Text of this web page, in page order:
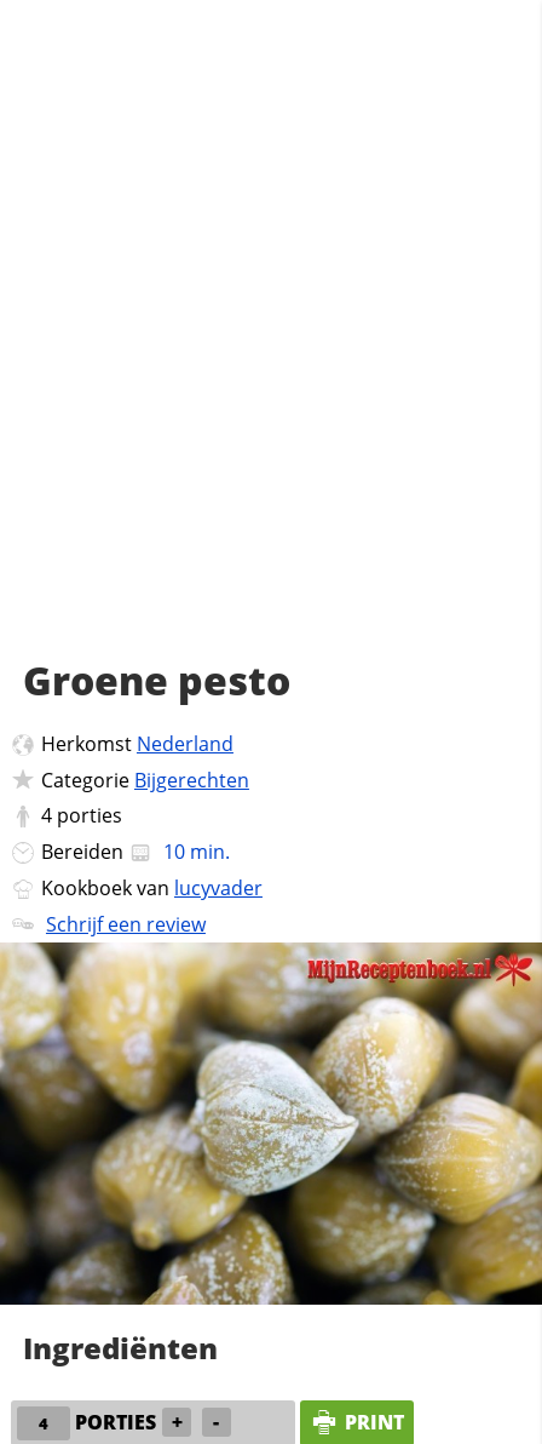
Groene pesto
Herkomst Nederland
Categorie Bijgerechten
4 porties
Bereiden
10 min.
Kookboek van lucyvader
Schrijf een review
Ingrediënten
PORTIES + - PRINT